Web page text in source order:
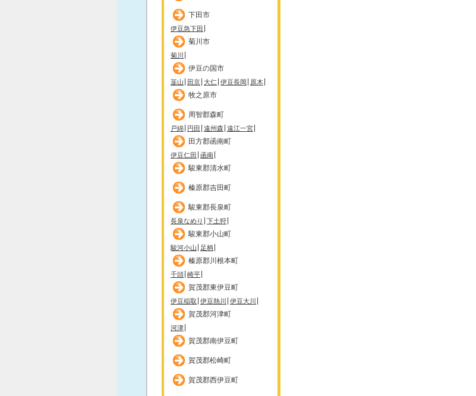
下田市
伊豆急下田
菊川市
菊川
伊豆の国市
韮山 田京 大仁 伊豆長岡 原木
牧之原市
周智郡森町
戸綿 円田 遠州森 遠江一宮
田方郡函南町
伊豆仁田 函南
駿東郡清水町
榛原郡吉田町
駿東郡長泉町
長泉なめり 下土狩
駿東郡小山町
駿河小山 足柄
榛原郡川根本町
千頭 崎平
賀茂郡東伊豆町
伊豆稲取 伊豆熱川 伊豆大川
賀茂郡河津町
河津
賀茂郡南伊豆町
賀茂郡松崎町
賀茂郡西伊豆町